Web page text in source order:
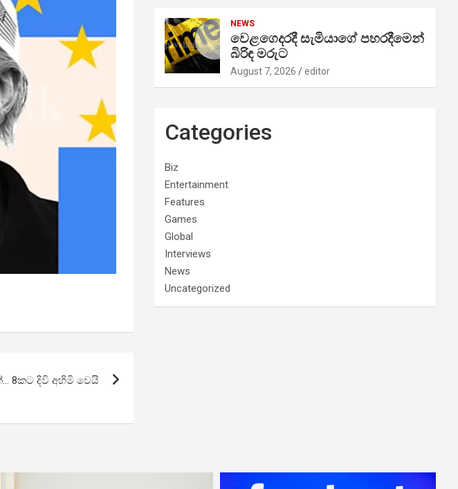
8කට දිවි අහිමි වෙයි
NEWS
වෙළගෙදරදී සැමියාගේ පහරදීමෙන්
බිරිඳ මරුට
August 7, 2026 editor
Categories
Biz
Entertainment
Features
Games
Global
Interviews
News
Uncategorized